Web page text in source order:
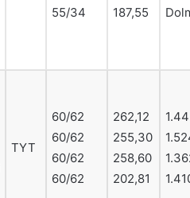
55/34
187,55
TYT
60/62
60/62
60/62
60/62
262,12
255,30
258,60
202,81